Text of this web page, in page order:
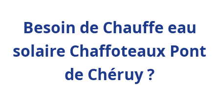
Besoin de Chauffe eau
solaire Chaffoteaux Pont
de Chéruy ?